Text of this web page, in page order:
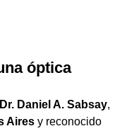
óptica
Dr. Daniel A. Sabsay,
Aires y reconocido